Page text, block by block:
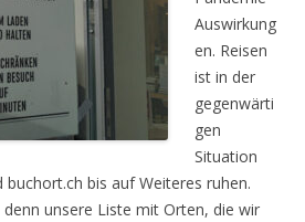
Auswirkung
en. Reisen
ist in der
gegenwärti
gen
Situation
buchort.ch bis auf Weiteres ruhen.
unsere Liste mit Orten, die wir